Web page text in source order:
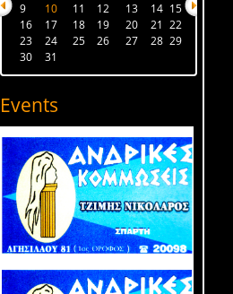
9
10 11 12 13 14 15
16
17 18 19 20 21
22
23
24 25 26 27 28 29
30
31
Events